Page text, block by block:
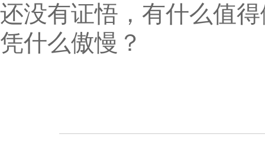
还没有证悟，有什么值
凭什么傲慢？